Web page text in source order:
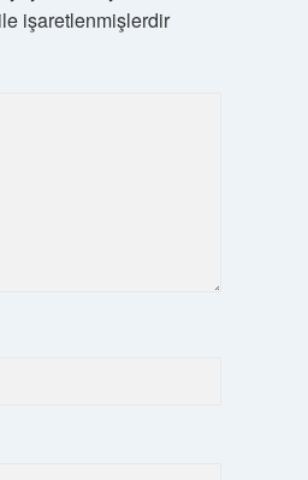
işaretlenmişlerdir